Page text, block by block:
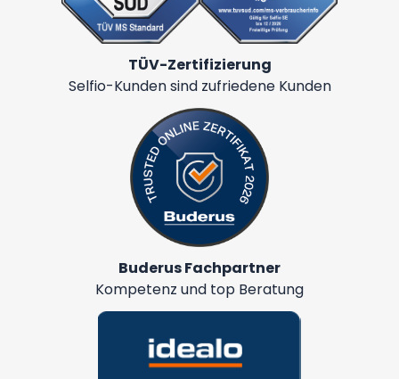
TÜV-Zertifizierung
Selfio-Kunden sind zufriedene Kunden
Buderus Fachpartner
Kompetenz und top Beratung